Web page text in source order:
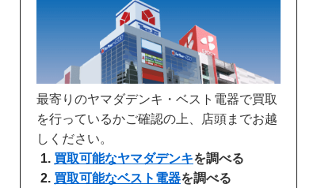
最寄りのヤマダデンキ・ベスト電器で買取
を行っているかご確認の上、店頭までお越
しください。
買取可能なヤマダデンキを調べる
買取可能なベスト電器を調べる